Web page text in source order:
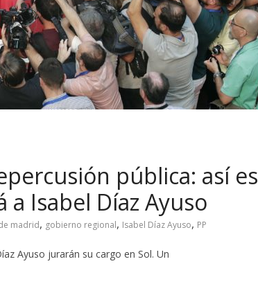
pública: así es
Isabel Díaz Ayuso
madrid, gobierno regional, Isabel Díaz Ayuso, PP
Ayuso jurarán su cargo en Sol. Un